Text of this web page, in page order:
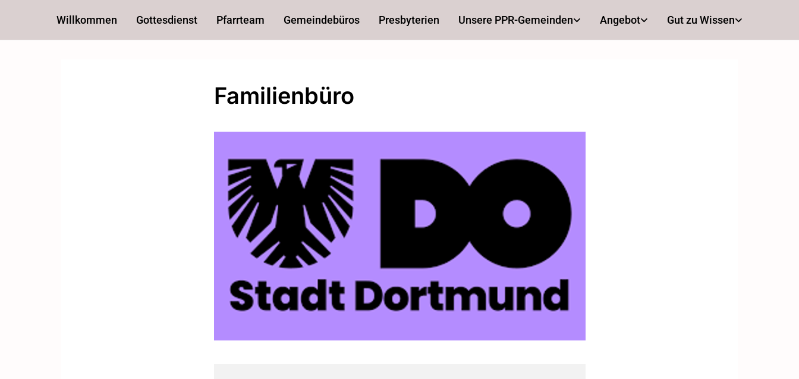
Willkommen Gottesdienst Pfarrteam Gemeindebüros Presbyterien Unsere PPR-Gemeinden Angebot Gut zu Wissen
Familienbüro